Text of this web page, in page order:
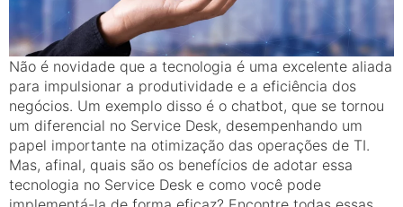
Não é novidade que a tecnologia é uma excelente aliada
para impulsionar a produtividade e a eficiência dos
negócios. Um exemplo disso é o chatbot, que se tornou
um diferencial no Service Desk, desempenhando um
papel importante na otimização das operações de TI.
Mas, afinal, quais são os benefícios de adotar essa
tecnologia no Service Desk e como você pode